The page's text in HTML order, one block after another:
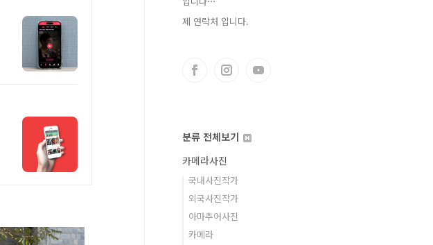
제 연락처 입니다.
분류 전체보기
카메라사진
국내사진작가
외국사진작가
아마추어사진
카메라